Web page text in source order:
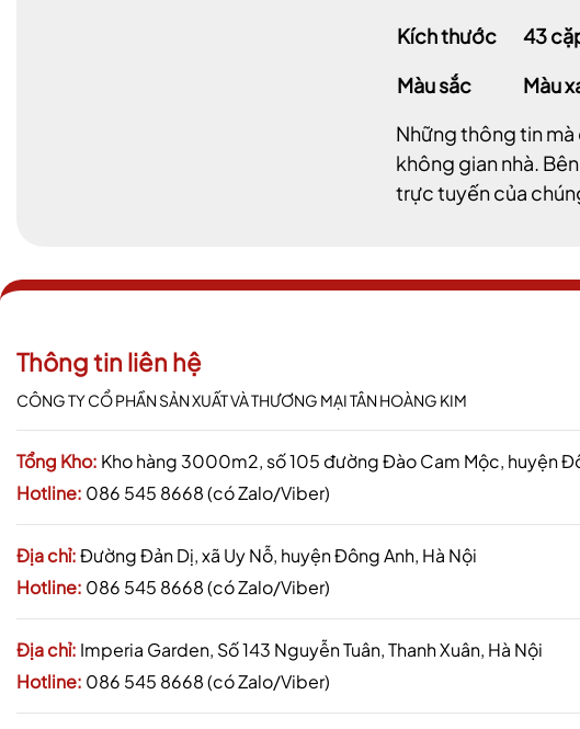
Kích thước
43
Màu sắc
Màu
Những thông tin
không gian nhà.
trực tuyến của
Thông tin liên hệ
CÔNG TY CỔ PHẦN SẢN XUẤT VÀ THƯƠNG MẠI TÂN HOÀNG KIM
Tổng Kho: Kho hàng 3000m2, số 105 đường Đào Cam Mộc, huyện
Hotline: 086 545 8668 (có Zalo/Viber)
Địa chỉ:Đường Đản Dị, xã Uy Nỗ, huyện Đông Anh, Hà Nội
Hotline: 086 545 8668 (có Zalo/Viber)
Địa chỉ: Imperia Garden, Số 143 Nguyễn Tuân, Thanh Xuân, Hà Nội
Hotline: 086 545 8668 (có Zalo/Viber)